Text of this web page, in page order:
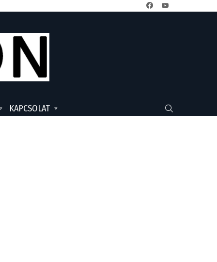
KAPCSOLAT